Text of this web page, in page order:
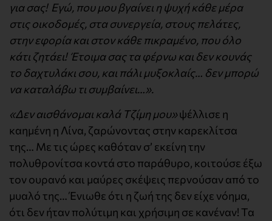
για σας! Εγώ, που μου βγαίνει η ψυχή κάθε μέρα
στις οικοδομές, στα συνεργεία, στους πελάτες,
στην εφορία και στον κάθε πικραμένο, που όλο
κάτι ζητάει! Έτοιμα σας τα φέρνω και δεν κουνάς
το δαχτυλάκι σου, και πάλι μυξοκλαίς… δεν μπορώ
να καταλάβω τι συμβαίνει…».
«Δεν αισθάνομαι καλά Τζίμη μου»ψέλλισε η
καημένη η Λίνα, ζαρώνοντας στην καρεκλίτσα
της… Με τις ώρες καθόταν σ’ εκείνη την
πολυθρονίτσα κοντά στο παράθυρο, κοιτούσε έξω
τον ουρανό και μαύρες σκέψεις περνούσαν από το
μυαλό της… Ένιωθε ότι η ζωή της δεν είχε νόημα,
ότι δεν ήταν πολύτιμη και χρήσιμη σε κανέναν! Τα